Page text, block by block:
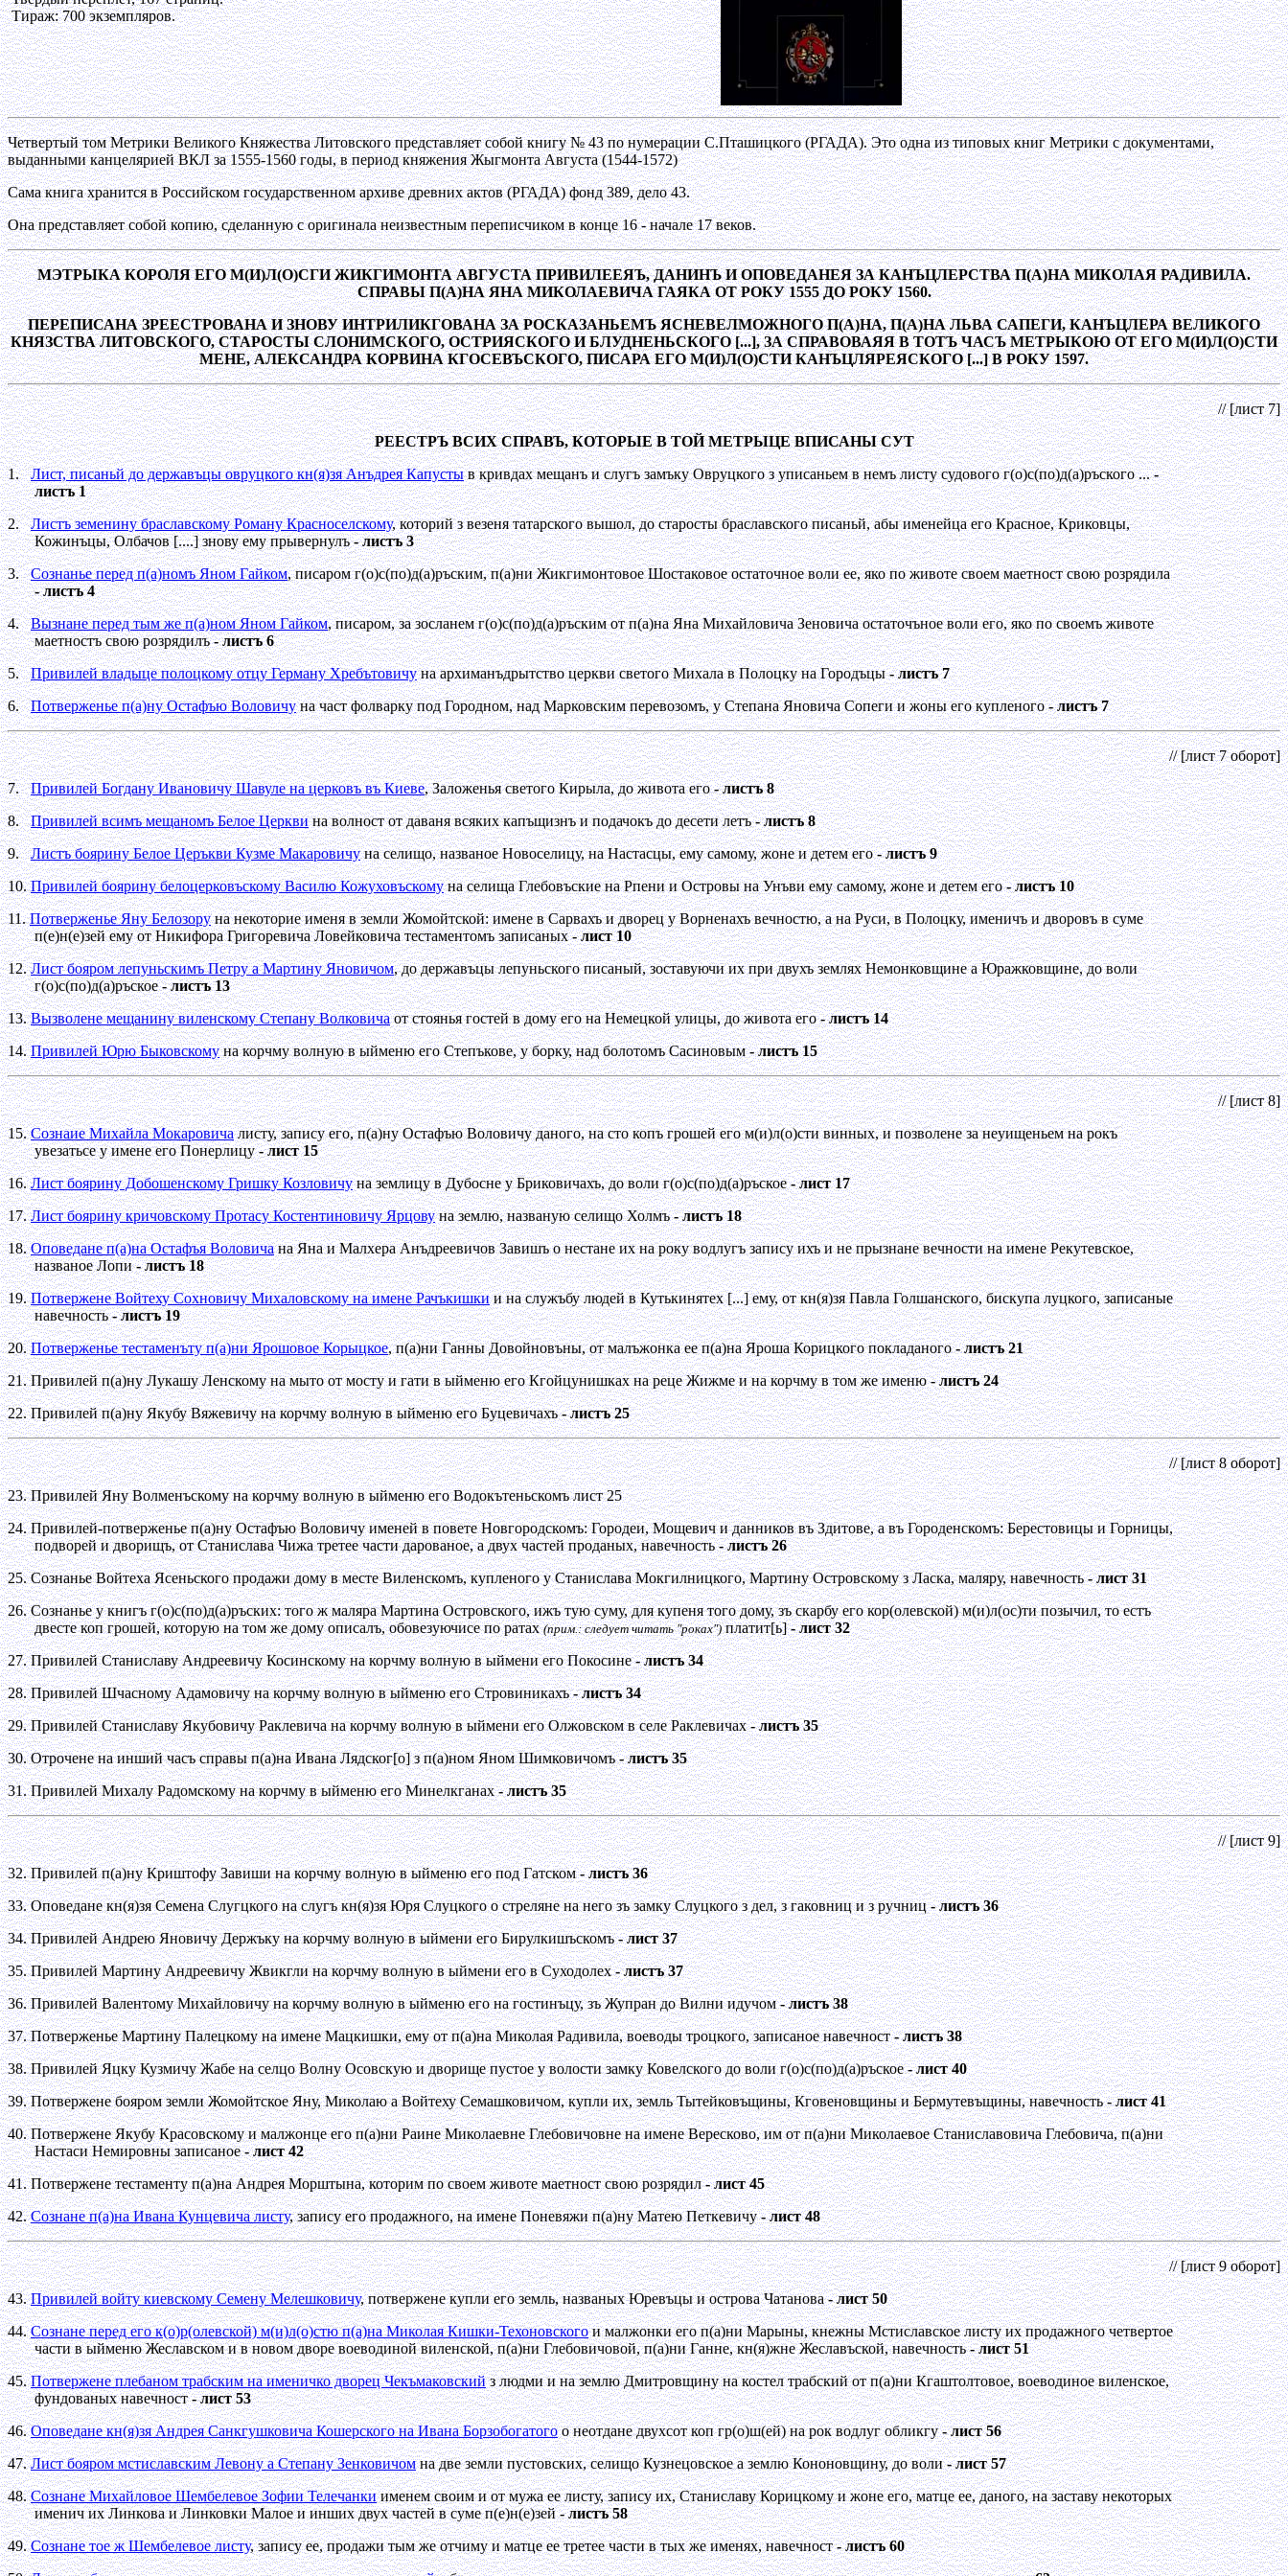
Тираж: 700 экземпляров.
Четвертый том Метрики Великого Княжества Литовского представляет собой книгу № 43 по нумерации С.Пташицкого (РГАДА). Это одна из типовых книг Метрики с документами,
выданными канцелярией ВКЛ за 1555-1560 годы, в период княжения Жыгмонта Августа (1544-1572)
Сама книга хранится в Российском государственном архиве древних актов (РГАДА) фонд 389, дело 43.
Она представляет собой копию, сделанную с оригинала неизвестным переписчиком в конце 16 - начале 17 веков.
МЭТРЫКА КОРОЛЯ ЕГО М(И)Л(О)СГИ ЖИКГИМОНТА АВГУСТА ПРИВИЛЕЕЯЪ, ДАНИНЪ И ОПОВЕДАНЕЯ ЗА КАНЪЦЛЕРСТВА П(А)НА МИКОЛАЯ РАДИВИЛА.
СПРАВЫ П(А)НА ЯНА МИКОЛАЕВИЧА ГАЯКА ОТ РОКУ 1555 ДО РОКУ 1560.
ПЕРЕПИСАНА ЗРЕЕСТРОВАНА И ЗНОВУ ИНТРИЛИКГОВАНА ЗА РОСКАЗАНЬЕМЪ ЯСНЕВЕЛМОЖНОГО П(А)НА, П(А)НА ЛЬВА САПЕГИ, КАНЪЦЛЕРА ВЕЛИКОГО
КНЯЗСТВА ЛИТОВСКОГО, СТАРОСТЫ СЛОНИМСКОГО, ОСТРИЯСКОГО И БЛУДНЕНЬСКОГО [...], ЗА СПРАВОВАЯЯ В ТОТЪ ЧАСЪ МЕТРЫКОЮ ОТ ЕГО М(И)Л(О)СТИ
МЕНЕ, АЛЕКСАНДРА КОРВИНА КГОСЕВЪСКОГО, ПИСАРА ЕГО М(И)Л(О)СТИ КАНЪЦЛЯРЕЯСКОГО [...] В РОКУ 1597.
// [лист 7]
РЕЕСТРЪ ВСИХ СПРАВЪ, КОТОРЫЕ В ТОЙ МЕТРЫЦЕ ВПИСАНЫ СУТ
1.Лист, писаньй до державъцы овруцкого кн(я)зя Анъдрея Капустыв кривдах мещанъ и слугъ замъку Овруцкого з уписаньем в немъ листу судового г(о)с(по)д(а)ръского ...-
листъ 1
2.Листъ земенину браславскому Роману Красноселскому, которий з везеня татарского вышол, до старосты браславского писаньй, абы именейца его Красное, Криковцы,
Кожинъцы, Олбачов [....] знову ему прывернулъ- листъ 3
3.Сознанье перед п(а)номъ Яном Гайком, писаром г(о)с(по)д(а)ръским, п(а)ни Жикгимонтовое Шостаковое остаточное воли ее, яко по животе своем маетност свою розрядила
- листъ 4
4.Вызнане перед тым же п(а)ном Яном Гайком, писаром, за зосланем г(о)с(по)д(а)ръским от п(а)на Яна Михайловича Зеновича остаточъное воли его, яко по своемъ животе
маетностъ свою розрядилъ- листъ 6
5.Привилей владыце полоцкому отцу Герману Хребътовичуна архиманъдрытство церкви светого Михала в Полоцку на Городъцы- листъ 7
6.Потверженье п(а)ну Остафъю Воловичуна част фолварку под Городном, над Марковским перевозомъ, у Степана Яновича Сопеги и жоны его купленого- листъ 7
// [лист 7 оборот]
7.Привилей Богдану Ивановичу Шавуле на церковъ въ Киеве, Заложенья светого Кирыла, до живота его- листъ 8
8.Привилей всимъ мещаномъ Белое Церквина волност от даваня всяких капъщизнъ и подачокъ до десети летъ- листъ 8
9.Листъ боярину Белое Церъкви Кузме Макаровичуна селищо, названое Новоселицу, на Настасцы, ему самому, жоне и детем его- листъ 9
10.Привилей боярину белоцерковъскому Василю Кожуховъскомуна селища Глебовъские на Рпени и Островы на Унъви ему самому, жоне и детем его- листъ 10
11.Потверженье Яну Белозоруна некоторие именя в земли Жомойтской: имене в Сарвахъ и дворец у Ворненахъ вечностю, а на Руси, в Полоцку, именичъ и дворовъ в суме
п(е)н(е)зей ему от Никифора Григоревича Ловейковича тестаментомъ записаных- лист 10
12.Лист бояром лепуньскимъ Петру а Мартину Яновичом, до державъцы лепуньского писаный, зоставуючи их при двухъ землях Немонковщине а Юражковщине, до воли
г(о)с(по)д(а)ръское- листъ 13
13.Вызволене мещанину виленскому Степану Волковичаот стоянья гостей в дому его на Немецкой улицы, до живота его- листъ 14
14.Привилей Юрю Быковскомуна корчму волную в ыйменю его Степъкове, у борку, над болотомъ Сасиновым- листъ 15
// [лист 8]
15.Сознаие Михайла Мокаровичалисту, запису его, п(а)ну Остафъю Воловичу даного, на сто копъ грошей его м(и)л(о)сти винных, и позволене за неуищеньем на рокъ
увезатьсе у имене его Понерлицу- лист 15
16.Лист боярину Добошенскому Гришку Козловичуна землицу в Дубосне у Бриковичахъ, до воли г(о)с(по)д(а)ръское- лист 17
17.Лист боярину кричовскому Протасу Костентиновичу Ярцовуна землю, названую селищо Холмъ- листъ 18
18.Оповедане п(а)на Остафъя Воловичана Яна и Малхера Анъдреевичов Завишъ о нестане их на року водлугъ запису ихъ и не прызнане вечности на имене Рекутевское,
названое Лопи- листъ 18
19.Потвержене Войтеху Сохновичу Михаловскому на имене Рачъкишкии на служъбу людей в Кутькинятех [...] ему, от кн(я)зя Павла Голшанского, бискупа луцкого, записаные
навечность- листъ 19
20.Потверженье тестаменъту п(а)ни Ярошовое Корыцкое, п(а)ни Ганны Довойновъны, от малъжонка ее п(а)на Яроша Корицкого покладаного- листъ 21
21. Привилей п(а)ну Лукашу Ленскому на мыто от мосту и гати в ыйменю его Кгойцунишках на реце Жижме и на корчму в том же именю- листъ 24
22. Привилей п(а)ну Якубу Вяжевичу на корчму волную в ыйменю его Буцевичахъ- листъ 25
// [лист 8 оборот]
23. Привилей Яну Волменъскому на корчму волную в ыйменю его Водокътеньскомъ лист 25
24. Привилей-потверженье п(а)ну Остафъю Воловичу именей в повете Новгородскомъ: Городеи, Мощевич и данников въ Здитове, а въ Городенскомъ: Берестовицы и Горницы,
подворей и дворищъ, от Станислава Чижа третее части дарованое, а двух частей проданых, навечность- листъ 26
25. Сознанье Войтеха Ясеньского продажи дому в месте Виленскомъ, купленого у Станислава Мокгилницкого, Мартину Островскому з Ласка, маляру, навечность- лист 31
26. Сознанье у книгъ г(о)с(по)д(а)ръских: того ж маляра Мартина Островского, ижъ тую суму, для купеня того дому, зъ скарбу его кор(олевской) м(и)л(ос)ти позычил, то естъ
двесте коп грошей, которую на том же дому описалъ, обовезуючисе по ратах(прим.: следует читать "роках")платит[ь]- лист 32
27. Привилей Станиславу Андреевичу Косинскому на корчму волную в ыймени его Покосине- листъ 34
28. Привилей Шчасному Адамовичу на корчму волную в ыйменю его Стровиникахъ- листъ 34
29. Привилей Станиславу Якубовичу Раклевича на корчму волную в ыймени его Олжовском в селе Раклевичах- листъ 35
30. Отрочене на инший часъ справы п(а)на Ивана Лядског[о] з п(а)ном Яном Шимковичомъ- листъ 35
31. Привилей Михалу Радомскому на корчму в ыйменю его Минелкганах- листъ 35
// [лист 9]
32. Привилей п(а)ну Криштофу Завиши на корчму волную в ыйменю его под Гатском- листъ 36
33. Оповедане кн(я)зя Семена Слугцкого на слугъ кн(я)зя Юря Слуцкого о стреляне на него зъ замку Слуцкого з дел, з гаковниц и з ручниц- листъ 36
34. Привилей Андрею Яновичу Держъку на корчму волную в ыймени его Бирулкишъскомъ- лист 37
35. Привилей Мартину Андреевичу Жвикгли на корчму волную в ыймени его в Суходолех- листъ 37
36. Привилей Валентому Михайловичу на корчму волную в ыйменю его на гостинъцу, зъ Жупран до Вилни идучом- листъ 38
37. Потверженье Мартину Палецкому на имене Мацкишки, ему от п(а)на Миколая Радивила, воеводы троцкого, записаное навечност- листъ 38
38. Привилей Яцку Кузмичу Жабе на селцо Волну Осовскую и дворище пустое у волости замку Ковелского до воли г(о)с(по)д(а)ръское- лист 40
39. Потвержене бояром земли Жомойтское Яну, Миколаю а Войтеху Семашковичом, купли их, земль Тытейковъщины, Кговеновщины и Бермутевъщины, навечность- лист 41
40. Потвержене Якубу Красовскому и малжонце его п(а)ни Раине Миколаевне Глебовичовне на имене Вересково, им от п(а)ни Миколаевое Станиславовича Глебовича, п(а)ни
Настаси Немировны записаное- лист 42
41. Потвержене тестаменту п(а)на Андрея Морштына, которим по своем животе маетност свою розрядил- лист 45
42. Сознане п(а)на Ивана Кунцевича листу, запису его продажного, на имене Поневяжи п(а)ну Матею Петкевичу- лист 48
// [лист 9 оборот]
43. Привилей войту киевскому Семену Мелешковичу, потвержене купли его земль, названых Юревъцы и острова Чатанова- лист 50
44. Сознане перед его к(о)р(олевской) м(и)л(о)стю п(а)на Миколая Кишки-Техоновскогои малжонки его п(а)ни Марыны, кнежны Мстиславское листу их продажного четвертое
части в ыйменю Жеславском и в новом дворе воеводиной виленской, п(а)ни Глебовичовой, п(а)ни Ганне, кн(я)жне Жеславъской, навечность- лист 51
45. Потвержене плебаном трабским на именичко дворец Чекъмаковскийз людми и на землю Дмитровщину на костел трабский от п(а)ни Кгаштолтовое, воеводиное виленское,
фундованых навечност- лист 53
46. Оповедане кн(я)зя Андрея Санкгушковича Кошерского на Ивана Борзобогатогоо неотдане двухсот коп гр(о)ш(ей) на рок водлуг обликгу- лист 56
47. Лист бояром мстиславским Левону а Степану Зенковичомна две земли пустовских, селищо Кузнецовское а землю Кононовщину, до воли- лист 57
48. Сознане Михайловое Шембелевое Зофии Телечанкиименем своим и от мужа ее листу, запису их, Станиславу Корицкому и жоне его, матце ее, даного, на заставу некоторых
именич их Линкова и Линковки Малое и инших двух частей в суме п(е)н(е)зей- листъ 58
49. Сознане тое ж Шембелевое листу, запису ее, продажи тым же отчиму и матце ее третее части в тых же именях, навечност- листъ 60